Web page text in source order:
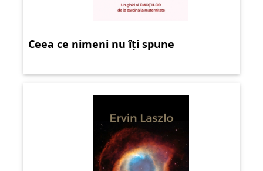
Ceea ce nimeni nu îți spune